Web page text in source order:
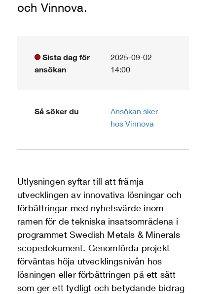
och Vinnova.
Sista dag för
ansökan
2025-09-02
14:00
Så söker du
Ansökan sker
hos Vinnova
Utlysningen syftar till att främja
utvecklingen av innovativa lösningar och
förbättringar med nyhetsvärde inom
ramen för de tekniska insatsområdena i
programmet Swedish Metals & Minerals
scopedokument. Genomförda projekt
förväntas höja utvecklingsnivån hos
lösningen eller förbättringen på ett sätt
som ger ett tydligt och betydande bidrag